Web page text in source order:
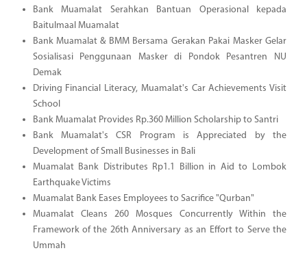
Bank Muamalat Serahkan Bantuan Operasional kepada
Baitulmaal Muamalat
Bank Muamalat & BMM Bersama Gerakan Pakai Masker Gelar
Sosialisasi Penggunaan Masker di Pondok Pesantren NU
Demak
Driving Financial Literacy, Muamalat's Car Achievements Visit
School
Bank Muamalat Provides Rp.360 Million Scholarship to Santri
Bank Muamalat's CSR Program is Appreciated by the
Development of Small Businesses in Bali
Muamalat Bank Distributes Rp1.1 Billion in Aid to Lombok
Earthquake Victims
Muamalat Bank Eases Employees to Sacrifice "Qurban"
Muamalat Cleans 260 Mosques Concurrently Within the
Framework of the 26th Anniversary as an Effort to Serve the
Ummah